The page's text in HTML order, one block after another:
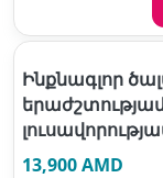
Ինքնագլոր
13,900 AMD